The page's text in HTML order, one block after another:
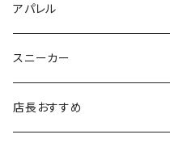
MIZUNO（ミズノ）
THE NORTH FACE
SPRINTS
MIZUNO
new balance
PUMA
VIKING
adidas
MIZUNO
インソール
シダス
ソックス
FOOTMAX
ポーチ
アパレル
SAYSKY
THE NORTH FACE
スニーカー
THE NORTH FACE
店長おすすめ